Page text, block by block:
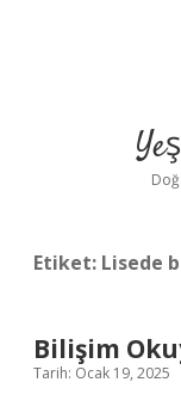
Etiket: Lisede
Bilişim
Tarih: Ocak 19, 2025